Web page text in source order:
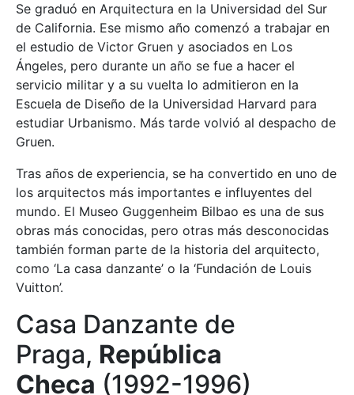
Se graduó en Arquitectura en la Universidad del Sur
de California. Ese mismo año comenzó a trabajar en
el estudio de Victor Gruen y asociados en Los
Ángeles, pero durante un año se fue a hacer el
servicio militar y a su vuelta lo admitieron en la
Escuela de Diseño de la Universidad Harvard para
estudiar Urbanismo. Más tarde volvió al despacho de
Gruen.
Tras años de experiencia, se ha convertido en uno de
los arquitectos más importantes e influyentes del
mundo. El Museo Guggenheim Bilbao es una de sus
obras más conocidas, pero otras más desconocidas
también forman parte de la historia del arquitecto,
como ‘La casa danzante’ o la ‘Fundación de Louis
Vuitton’.
Casa Danzante de
Praga, República
Checa (1992-1996)